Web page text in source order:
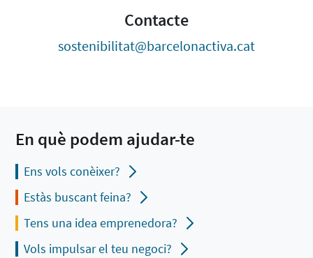
Contacte
sostenibilitat@barcelonactiva.cat
En què podem ajudar-te
Ens vols conèixer?
Estàs buscant feina?
Tens una idea emprenedora?
Vols impulsar el teu negoci?